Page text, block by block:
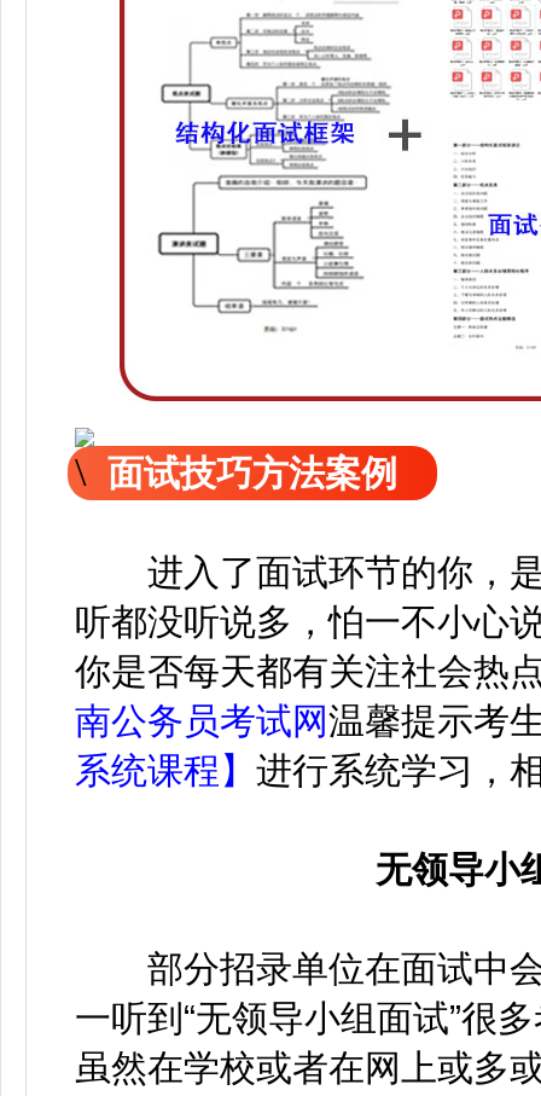
面试技巧方法案例
进入了面试环节的你，
听都没听说多，怕一不小心
你是否每天都有关注社会热
南公务员考试网温馨提示考
系统课程】 进行系统学习，
无领导小
部分招录单位在面试中会
一听到“无领导小组面试”很
虽然在学校或者在网上或多